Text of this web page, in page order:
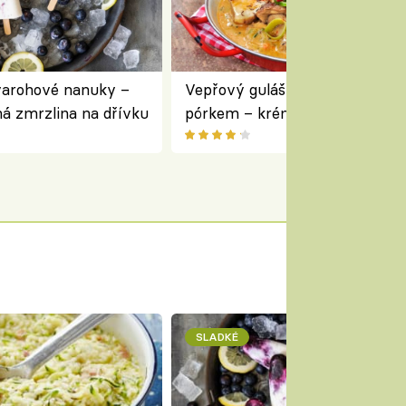
nanuky –
zmrzlina na dřívku
Vepřový guláš s houbami a
pórkem – krémový a voňavý
pokrm z jednoho hrnce
SLADKÉ